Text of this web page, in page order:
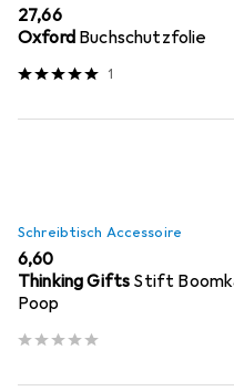
EUR
27,66
Oxford Buchschutzfolie
1
Schreibtisch Accessoire
EUR
6,60
Thinking Gifts Stift
Poop